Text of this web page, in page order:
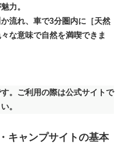
力。
流れ、車で3分圏内に［天然
な意味で自然を満喫できま
。ご利用の際は公式サイトで
。
キャンプサイトの基本